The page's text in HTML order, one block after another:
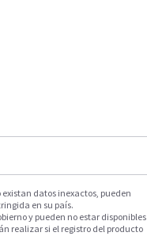
datos inexactos, pueden
en su país.
y pueden no estar disponibles
realizar si el registro del producto